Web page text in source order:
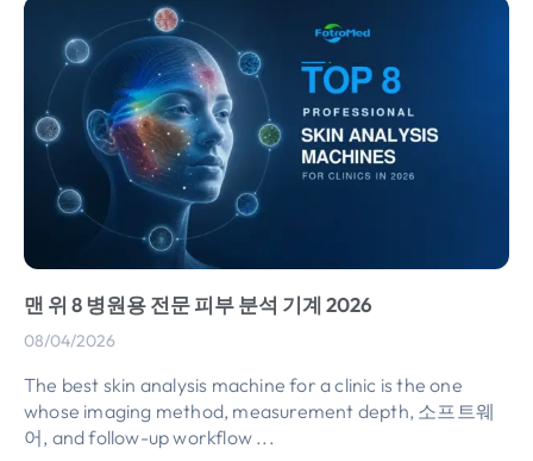
맨 위 8 병원용 전문 피부 분석 기계 2026
08/04/2026
The best skin analysis machine for a clinic is the one
whose imaging method, measurement depth, 소프트웨
어, and follow-up workflow ...